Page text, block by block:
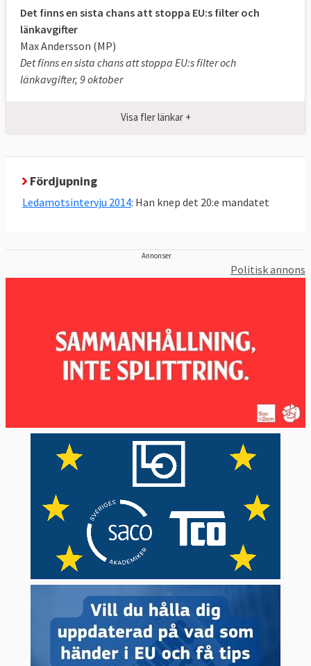
Det finns en sista chans att stoppa EU:s filter och
länkavgifter
Max Andersson (MP)
Det finns en sista chans att stoppa EU:s filter och
länkavgifter, 9 oktober
Visa fler länkar +
Fördjupning
Ledamotsintervju 2014: Han knep det 20:e mandatet
Annonser
Politisk annons